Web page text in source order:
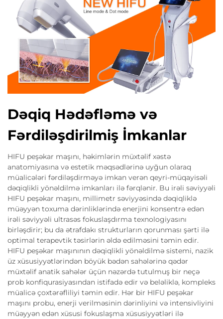
Dəqiq Hədəfləmə və
Fərdiləşdirilmiş İmkanlar
HIFU peşəkar maşını, həkimlərin müxtəlif xəstə
anatomiyasına və estetik məqsədlərinə uyğun olaraq
müalicələri fərdiləşdirməyə imkan verən qeyri-müqayisəli
dəqiqlikli yönəldilmə imkanları ilə fərqlənir. Bu irəli səviyyəli
HIFU peşəkar maşını, millimetr səviyyəsində dəqiqliklə
müəyyən toxuma dərinliklərində enerjini konsentrə edən
irəli səviyyəli ultrasəs fokuslaşdırma texnologiyasını
birləşdirir; bu da ətrafdakı strukturların qorunması şərti ilə
optimal terapevtik təsirlərin əldə edilməsini təmin edir.
HIFU peşəkar maşınının dəqiqlikli yönəldilmə sistemi, nazik
üz xüsusiyyətlərindən böyük bədən sahələrinə qədər
müxtəlif anatik sahələr üçün nəzərdə tutulmuş bir neçə
prob konfiqurasiyasından istifadə edir və beləliklə, kompleks
müalicə çoxtərəfliliyi təmin edir. Hər bir HIFU peşəkar
maşını probu, enerji verilməsinin dərinliyini və intensivliyini
müəyyən edən xüsusi fokuslaşma xüsusiyyətləri ilə